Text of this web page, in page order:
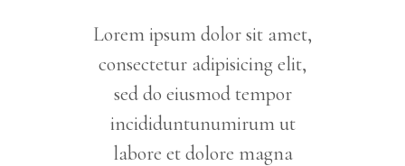
Lorem ipsum dolor sit amet,
consectetur adipisicing elit,
sed do eiusmod tempor
incididuntunumirum ut
labore et dolore magna